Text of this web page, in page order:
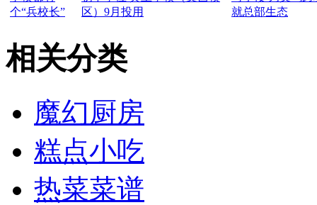
相关分类
魔幻厨房
糕点小吃
热菜菜谱